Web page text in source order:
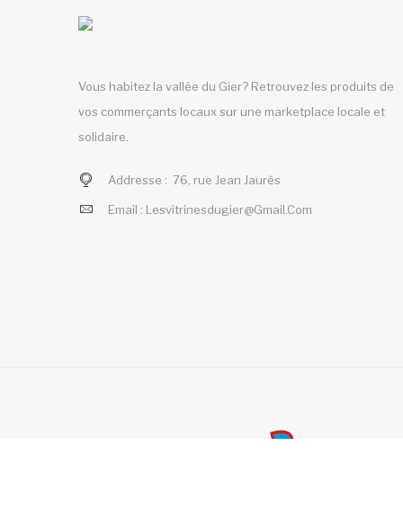
Vous habitez la vallée du Gier? Retrouvez les produits de
vos commerçants locaux sur une marketplace locale et
solidaire.
Addresse : 76, rue Jean Jaurès
Email : Lesvitrinesdugier@gmail.com